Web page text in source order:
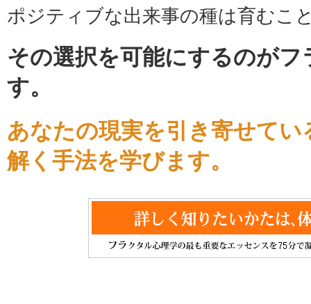
ポジティブな出来事の種は育むこ
その選択を可能にするのが
す。
あなたの現実を引き寄せてい
解く手法を学びます。